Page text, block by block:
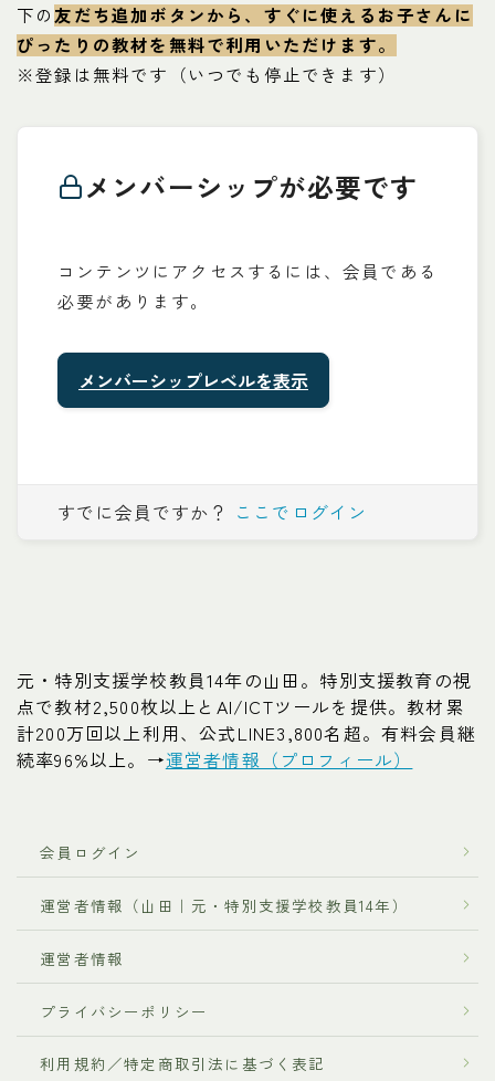
下の 友だち追加ボタンから、すぐに使えるお子さんに
ぴったりの教材を無料で利用いただけます。
※登録は無料です（いつでも停止できます）
メンバーシップが必要です
コンテンツにアクセスするには、会員である
必要があります。
メンバーシップレベルを表示
すでに会員ですか？ ここでログイン
元・特別支援学校教員14年の山田。特別支援教育の視
点で教材2,500枚以上とAI/ICTツールを提供。教材累
計200万回以上利用、公式LINE3,800名超。有料会員継
続率96%以上。→運営者情報（プロフィール）
会員ログイン
運営者情報（山田｜元・特別支援学校教員14年）
運営者情報
プライバシーポリシー
利用規約／特定商取引法に基づく表記